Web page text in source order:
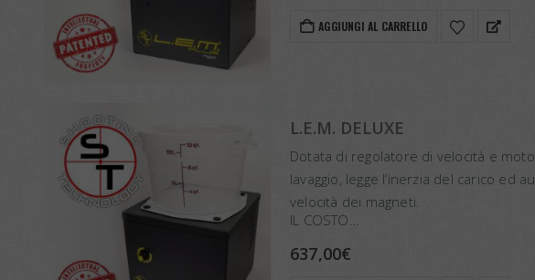
AGGIUNGI AL CARRELLO
L.E.M. DELUXE
Dotata di regolatore di velocità e
lavaggio, legge l’inerzia del carico ed
velocità dei magneti.
IL COSTO…
637,00€